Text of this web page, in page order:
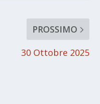
PROSSIMO
30 Ottobre 2025